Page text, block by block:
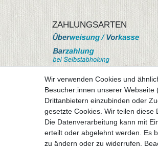
ZAHLUNGSARTEN
mehr Informationen
Besuchen sie uns auf
Wir verwenden Cookies und
Besucher:innen unserer
Drittanbietern einzubinden oder
gesetzte Cookies. Wir teilen diese
Die Datenverarbeitung kann mit
erteilt oder abgelehnt werden. Es
zu ändern oder zu widerrufen.